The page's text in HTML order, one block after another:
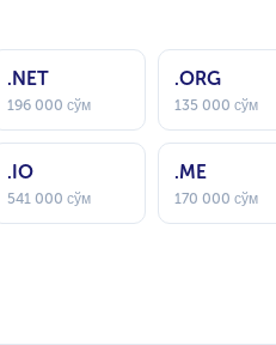
.NET
196 000 сўм
.ORG
135 000 сўм
.IO
541 000 сўм
.ME
170 000 сўм